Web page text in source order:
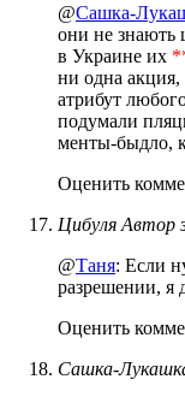
@Сашка-
они не знають
в Украине их
ни одна
атрибут
подумали
менты-быдло,
Оценить
Цибуля Автор
@Таня: Если
разрешении, я
Оценить
Сашка-